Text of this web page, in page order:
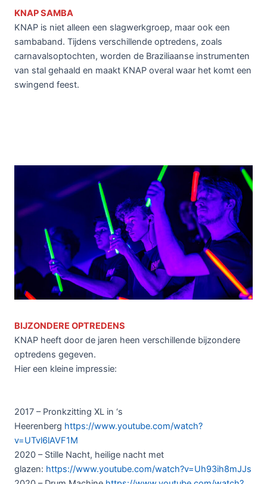
KNAP SAMBA
KNAP is niet alleen een slagwerkgroep, maar ook een
sambaband. Tijdens verschillende optredens, zoals
carnavalsoptochten, worden de Braziliaanse instrumenten
van stal gehaald en maakt KNAP overal waar het komt een
swingend feest.
BIJZONDERE OPTREDENS
KNAP heeft door de jaren heen verschillende bijzondere
optredens gegeven.
Hier een kleine impressie:
2017 – Pronkzitting XL in ‘s
Heerenberg https://www.youtube.com/watch?
v=UTvl6lAVF1M
2020 – Stille Nacht, heilige nacht met
glazen: https://www.youtube.com/watch?v=Uh93ih8mJJs